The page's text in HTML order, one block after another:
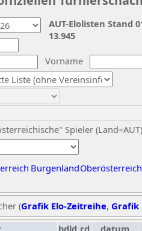
Vorname
Spieler (Land=AUT)
BurgenlandOberösterreich
AUT-Elolisten Stand
13.945
(Grafik Elo-Zeitreihe, Grafik
bdld rd datum